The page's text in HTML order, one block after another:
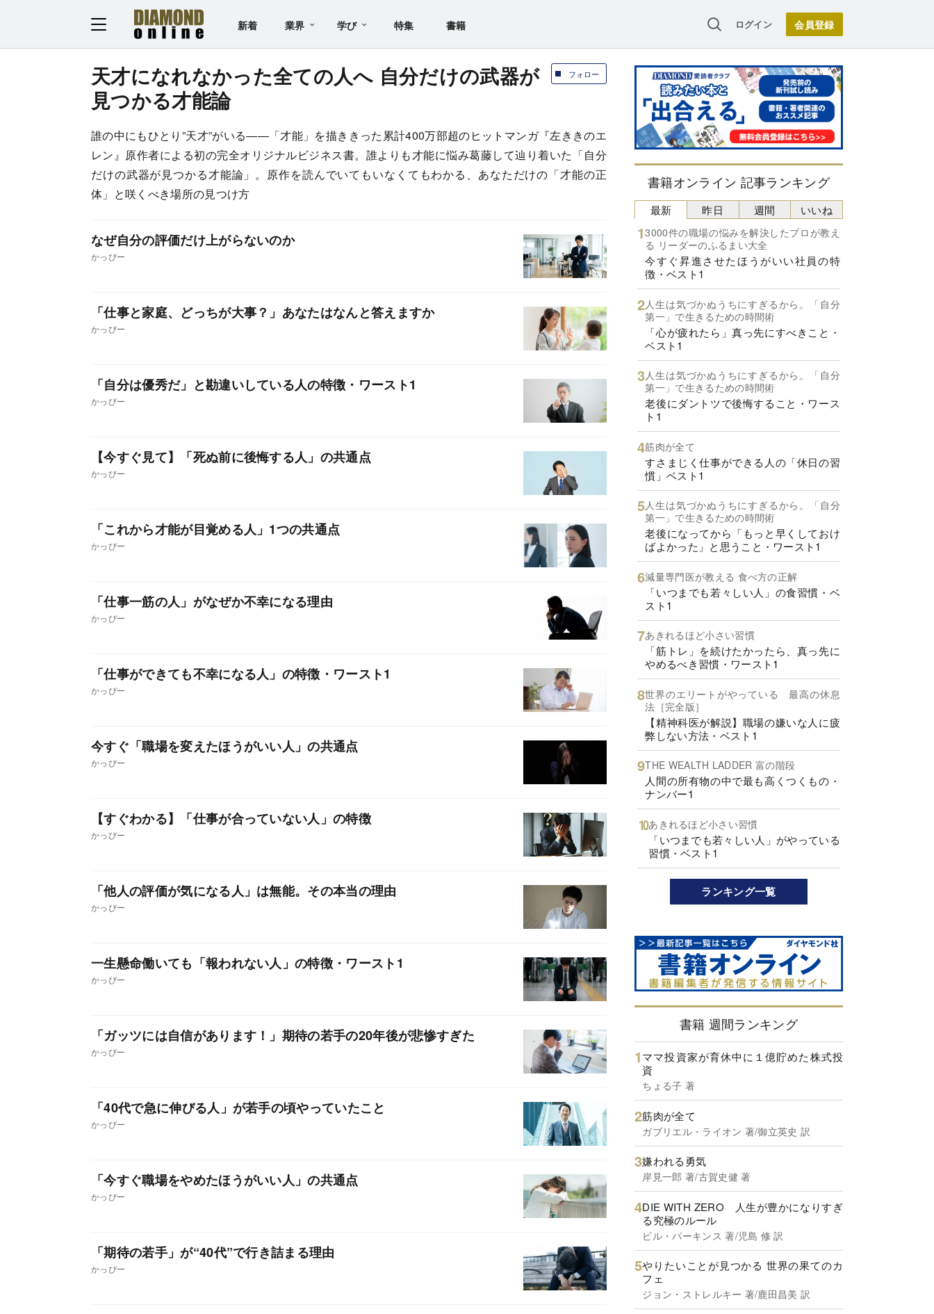
新着 業界 学び 特集 書籍 ログイン
フォロー
天才になれなかった全ての人へ 自分だけの武器が
見つかる才能論
誰の中にもひとり”天才”がいる――「才能」を描ききった累計400万部超のヒットマンガ『左ききのエ
レン』原作者による初の完全オリジナルビジネス書。誰よりも才能に悩み葛藤して辿り着いた「自分
だけの武器が見つかる才能論」。原作を読んでいてもいなくてもわかる、あなただけの「才能の正
体」と咲くべき場所の見つけ方
なぜ自分の評価だけ上がらないのか
かっぴー
「仕事と家庭、どっちが大事？」あなたはなんと答えますか
かっぴー
「自分は優秀だ」と勘違いしている人の特徴・ワースト1
かっぴー
【今すぐ見て】「死ぬ前に後悔する人」の共通点
かっぴー
「これから才能が目覚める人」1つの共通点
かっぴー
「仕事一筋の人」がなぜか不幸になる理由
かっぴー
「仕事ができても不幸になる人」の特徴・ワースト1
かっぴー
今すぐ「職場を変えたほうがいい人」の共通点
かっぴー
【すぐわかる】「仕事が合っていない人」の特徴
かっぴー
「他人の評価が気になる人」は無能。その本当の理由
かっぴー
一生懸命働いても「報われない人」の特徴・ワースト1
かっぴー
「ガッツには自信があります！」期待の若手の20年後が悲惨すぎた
かっぴー
「40代で急に伸びる人」が若手の頃やっていたこと
かっぴー
「今すぐ職場をやめたほうがいい人」の共通点
かっぴー
「期待の若手」が“40代”で行き詰まる理由
かっぴー
書籍オンライン 記事ランキング
最新
3000件の職場の悩みを解決したプロが教え
る リーダーのふるまい大全
今すぐ昇進させたほうがいい社員の特
徴・ベスト1
人生は気づかぬうちにすぎるから。「自分
第一」で生きるための時間術
「心が疲れたら」真っ先にすべきこと・
ベスト1
人生は気づかぬうちにすぎるから。「自分
第一」で生きるための時間術
老後にダントツで後悔すること・ワース
ト1
筋肉が全て
すさまじく仕事ができる人の「休日の習
慣」ベスト1
人生は気づかぬうちにすぎるから。「自分
第一」で生きるための時間術
老後になってから「もっと早くしておけ
ばよかった」と思うこと・ワースト1
減量専門医が教える 食べ方の正解
「いつまでも若々しい人」の食習慣・ベ
スト1
あきれるほど小さい習慣
「筋トレ」を続けたかったら、真っ先に
やめるべき習慣・ワースト1
世界のエリートがやっている 最高の休息
法［完全版］
【精神科医が解説】職場の嫌いな人に疲
弊しない方法・ベスト1
THE WEALTH LADDER 富の階段
人間の所有物の中で最も高くつくもの・
ナンバー1
あきれるほど小さい習慣
「いつまでも若々しい人」がやっている
習慣・ベスト1
昨日 週間 いいね
ランキング一覧
書籍 週間ランキング
ママ投資家が育休中に１億貯めた株式投
資
ちょる子 著
筋肉が全て
ガブリエル・ライオン 著/御立英史 訳
嫌われる勇気
岸見一郎 著/古賀史健 著
DIE WITH ZERO 人生が豊かになりすぎ
る究極のルール
ビル・パーキンス 著/児島 修 訳
やりたいことが見つかる 世界の果てのカ
フェ
ジョン・ストレルキー 著/鹿田昌美 訳